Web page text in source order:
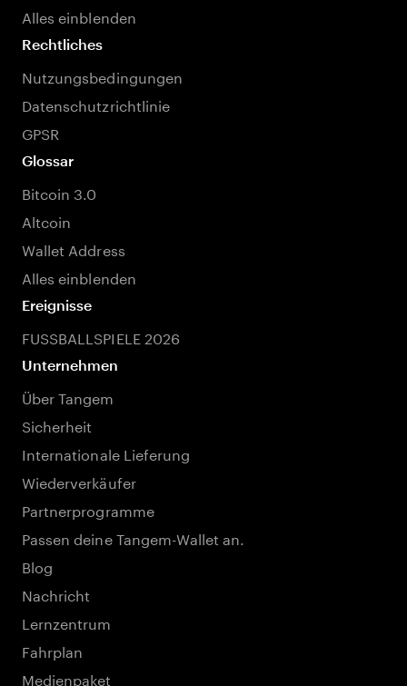
Alles einblenden
Rechtliches
Nutzungsbedingungen
Datenschutzrichtlinie
GPSR
Glossar
Bitcoin 3.0
Altcoin
Wallet Address
Alles einblenden
Ereignisse
FUSSBALLSPIELE 2026
Unternehmen
Über Tangem
Sicherheit
Internationale Lieferung
Wiederverkäufer
Partnerprogramme
Passen deine Tangem-Wallet an.
Blog
Nachricht
Lernzentrum
Fahrplan
Medienpaket